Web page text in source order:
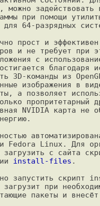
можно
при помощи
64-разрядных
прост и
и не требует при
с
благодаря
3D-команды из
изображения в
а позволяет
пропритетарный
NVIDIA карта не
Fedora Linux. Для
загрузить с сайта
install-files .
запустить
при